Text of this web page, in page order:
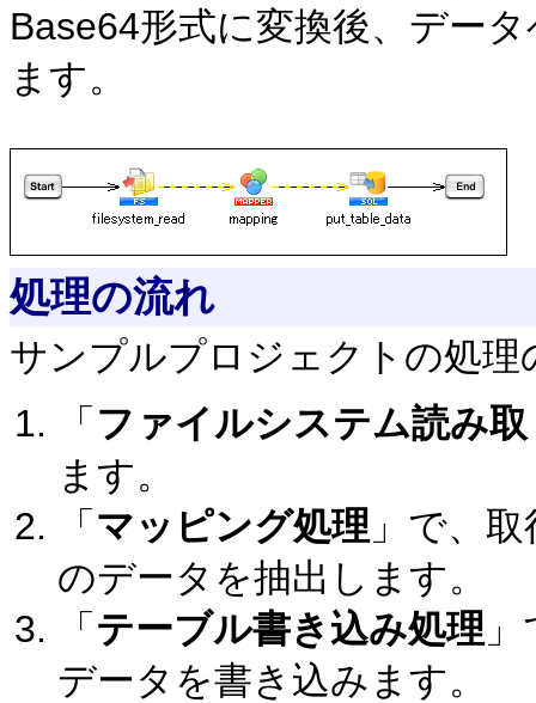
Base64形式に変換後、デー
ます。
処理の流れ
サンプルプロジェクトの処
「 ファイルシステム読み
ます。
「 マッピング処理 」で、
のデータを抽出します。
「 テーブル書き込み処理
データを書き込みます。